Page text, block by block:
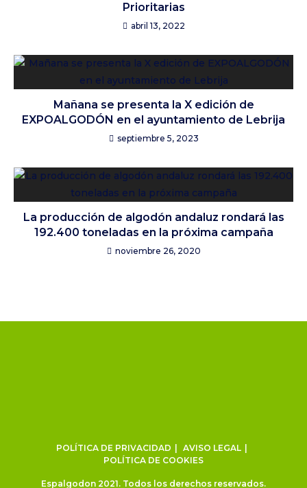
Prioritarias
abril 13, 2022
Mañana se presenta la X edición de
EXPOALGODÓN en el ayuntamiento de Lebrija
septiembre 5, 2023
La producción de algodón andaluz rondará las
192.400 toneladas en la próxima campaña
noviembre 26, 2020
POLÍTICA DE PRIVACIDAD
AVISO LEGAL
POLÍTICA DE COOKIES
Espalgodon 2021. Todos los derechos reservados.